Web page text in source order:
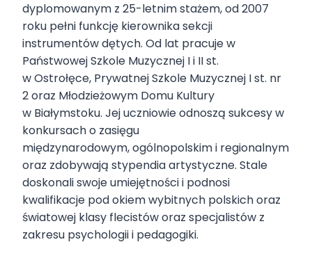
dyplomowanym z 25-letnim stażem, od 2007
roku pełni funkcję kierownika sekcji
instrumentów dętych. Od lat pracuje w
Państwowej Szkole Muzycznej I i II st.
w Ostrołęce, Prywatnej Szkole Muzycznej I st. nr
2 oraz Młodzieżowym Domu Kultury
w Białymstoku. Jej uczniowie odnoszą sukcesy w
konkursach o zasięgu
międzynarodowym, ogólnopolskim i regionalnym
oraz zdobywają stypendia artystyczne. Stale
doskonali swoje umiejętności i podnosi
kwalifikacje pod okiem wybitnych polskich oraz
światowej klasy flecistów oraz specjalistów z
zakresu psychologii i pedagogiki.